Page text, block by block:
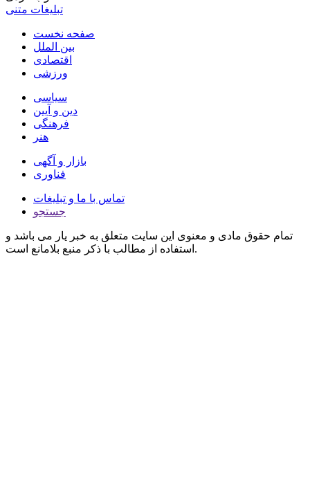
تبلیغات متنی
صفحه نخست
بین الملل
اقتصادی
ورزشی
سیاسی
دین و آیین
فرهنگی
هنر
بازار و آگهی
فناوری
تماس با ما و تبلیغات
جستجو
تمام حقوق مادی و معنوی این سایت متعلق به خبر یار می باشد و
استفاده از مطالب با ذکر منبع بلامانع است.